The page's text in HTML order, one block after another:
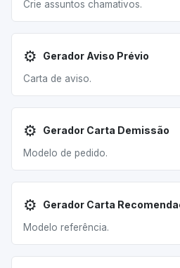
Crie assuntos chamativos.
⚙️ Gerador Aviso Prévio
Carta de aviso.
⚙️ Gerador Carta Demissão
Modelo de pedido.
⚙️ Gerador Carta
Modelo referência.